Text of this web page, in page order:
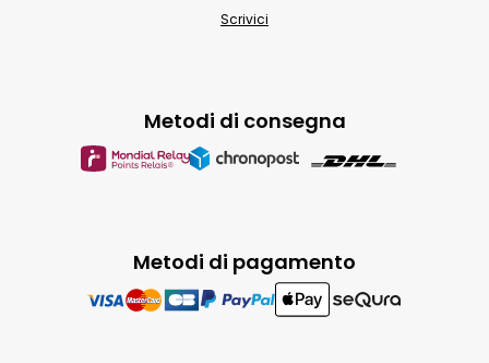
Metodi di pagamento
Metodi di consegna
Scrivici